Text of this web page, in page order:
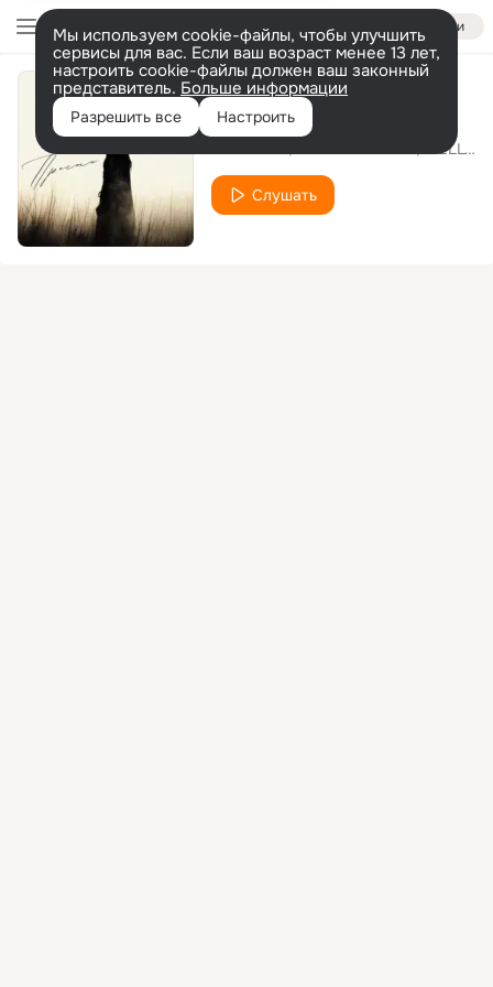
Войти
Мы используем cookie-файлы, чтобы улучшить
сервисы для вас. Если ваш возраст менее 13 лет,
настроить cookie-файлы должен ваш законный
представитель. Больше информации
Разрешить все Настроить
Прости
WELLVIZY
Слушать